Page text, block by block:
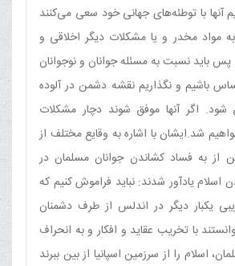
آنها با توطئه‌های جهانی خود سعی می‌کنند
مواد مخدر و یا مشکلات دیگر اخلاقی و
پس باید نسبت به مسئله جوانان و نوجوانان
باشیم و نگذاریم نقشه دشمن در آلوده
شود. ‌اگر آنها موفق شوند دچار مشکلات
شد.ایشان با اشاره به وقایع مختلف از
از به فساد کشاندن جوانان مسلمان در
اسلام یادآور شدند: نباید فراموش کنیم که
یکبار دیگر در اندلس از طرف دشمنان
با تخریب عقاید و افکار و به انحراف
اسلام را از سرزمین اسپانیا از بین ببرند